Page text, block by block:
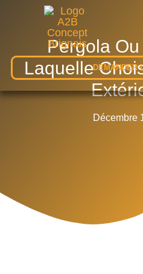
DEMANDER
Pergola
Laquelle
Décembre